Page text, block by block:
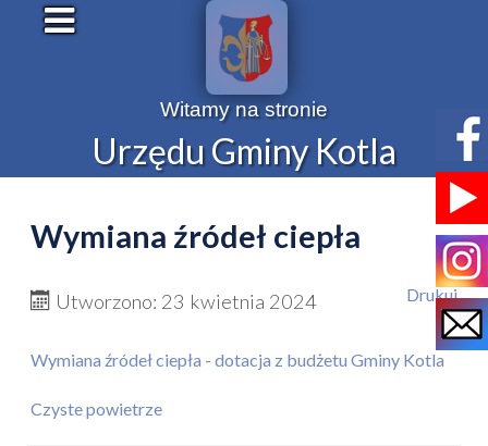
Witamy na stronie
Urzędu Gminy Kotla
Wymiana źródeł ciepła
Drukuj
Utworzono: 23 kwietnia 2024
Wymiana źródeł ciepła - dotacja z budżetu Gminy Kotla
Czyste powietrze